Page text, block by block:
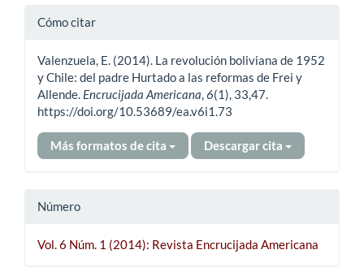
Detalles
artículo
Cómo citar
Valenzuela, E. (2014). La revolución boliviana de 1952
y Chile: del padre Hurtado a las reformas de Frei y
Allende. Encrucijada Americana,6(1), 33,47.
https://doi.org/10.53689/ea.v6i1.73
Más formatos de cita Descargar cita
Número
Vol. 6 Núm. 1 (2014): Revista Encrucijada Americana